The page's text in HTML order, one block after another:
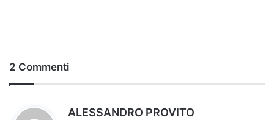
2 Commenti
ALESSANDRO PROVITO